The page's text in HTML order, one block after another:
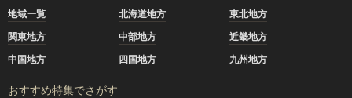
地域一覧 北海道地方
東北地方
関東地方
中部地方
近畿地方
中国地方
四国地方 九州地方
おすすめ特集でさがす